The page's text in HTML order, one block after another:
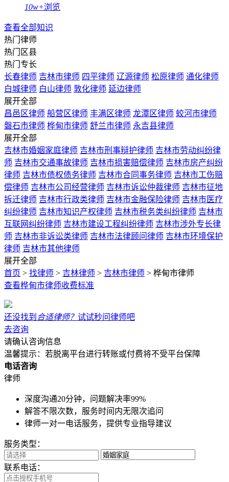
10w+浏览
查看全部知识
热门律师
热门区县
热门专长
长春律师 吉林市律师 四平律师 辽源律师 松原律师 通化律师
白城律师 白山律师 敦化律师 延边律师
展开全部
昌邑区律师 船营区律师 丰满区律师 龙潭区律师 蛟河市律师
磐石市律师 桦甸市律师 舒兰市律师 永吉县律师
展开全部
吉林市婚姻家庭律师 吉林市刑事辩护律师 吉林市劳动纠纷律
师 吉林市交通事故律师 吉林市损害赔偿律师 吉林市房产纠纷
律师 吉林市债权债务律师 吉林市合同事务律师 吉林市工伤赔
偿律师 吉林市公司经营律师 吉林市诉讼仲裁律师 吉林市征地
拆迁律师 吉林市行政类律师 吉林市金融保险律师 吉林市医疗
纠纷律师 吉林市知识产权律师 吉林市税务类纠纷律师 吉林市
互联网纠纷律师 吉林市建设工程纠纷律师 吉林市涉外专长律
师 吉林市非诉讼类律师 吉林市法律顾问律师 吉林市环境保护
律师 吉林市其他律师
展开全部
首页 > 找律师 > 吉林律师 > 吉林市律师 > 桦甸市律师
查看桦甸市律师收费标准
还没找到 合适律师？ 试试秒问律师吧
去咨询
请确认咨询信息
温馨提示：若脱离平台进行转账或付费将不受平台保障
电话咨询
律师
深度沟通20分钟，问题解决率99%
解答不限次数，服务时间内无限次追问
律师一对一电话服务，提供专业指导建议
服务类型：
联系电话：